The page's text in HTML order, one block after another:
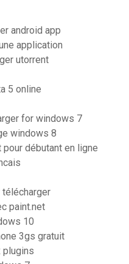
android app
application
utorrent
5 online
for windows 7
windows 8
débutant en ligne
paint.net
10
3gs gratuit
plugins